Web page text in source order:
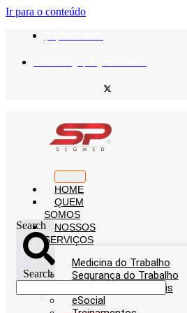
Ir para o conteúdo
HOME
QUEM
SOMOS
NOSSOS
SERVIÇOS
Medicina do Trabalho
Segurança do Trabalho
Exames Ocupacionais
eSocial
Search
Search